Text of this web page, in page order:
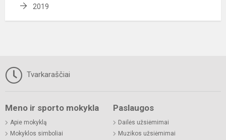
2019
Tvarkaraščiai
Meno ir sporto mokykla
Apie mokyklą
Mokyklos simboliai
Paslaugos
Dailės užsiėmimai
Muzikos užsiėmimai